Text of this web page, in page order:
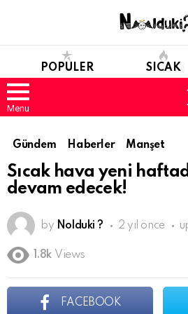
POPULER SICAK
Menu
Gündem Haberler Manşet
Sıcak hava yeni
devam edecek!
by Nolduki ? 2 yıl önce
1.8k Views
FACEBOOK